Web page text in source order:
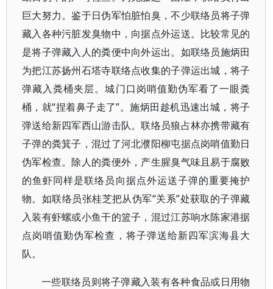
巨大努力。鉴于日伪军怕脏怕臭，不少联络员将子弹
藏入各种污脏发臭物中，向据点外运送。比较常见的
是将子弹藏入人的粪便中向外运出。如联络员施炳田
为把江苏扬州石塔寺联络点收集的子弹运出城，将子
弹藏入粪桶夹层。城门口岗哨值勤伪军看了一眼粪
桶，就“捏着鼻子走了”。施炳田趁机迅速出城，将子
弹送给新四军西山游击队。联络员狼占林亦携带藏有
子弹的粪箕子，混过了河北濮阳柳屯据点岗哨值勤日
伪军检查。除人的粪便外，产生腥臭气味且易于腐败
的鱼虾同样是联络员向据点外运送子弹的重要掩护
物。如联络员张桂芝把从伪军“关系”处获取的子弹藏
入装有虾螺或小鱼干的篮子，混过江苏响水陈家港据
点岗哨值勤伪军检查，将子弹送给新四军滨海县大
队。
一些联络员则将子弹藏入装有各种食品或日用物